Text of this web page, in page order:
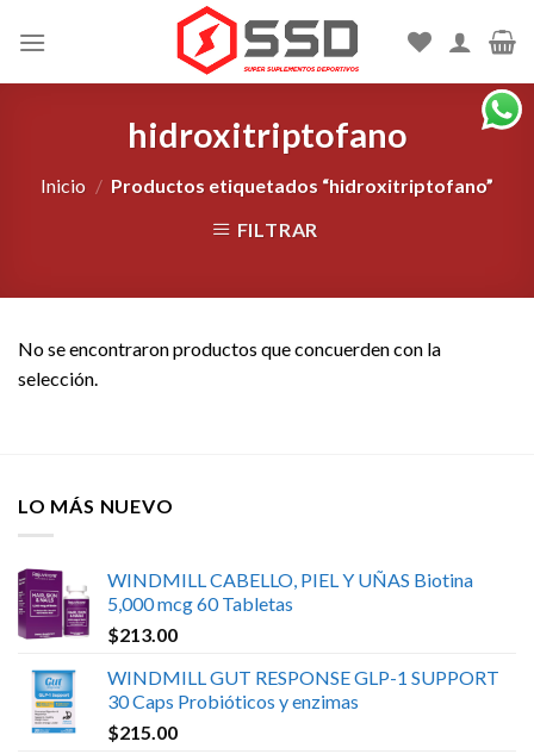
hidroxitriptofano
Inicio / Productos etiquetados “hidroxitriptofano”
FILTRAR
No se encontraron productos que concuerden con la
selección.
LO MÁS NUEVO
WINDMILL CABELLO, PIEL Y UÑAS Biotina
5,000 mcg 60 Tabletas
$213.00
WINDMILL GUT RESPONSE GLP-1 SUPPORT
30 Caps Probióticos y enzimas
$215.00